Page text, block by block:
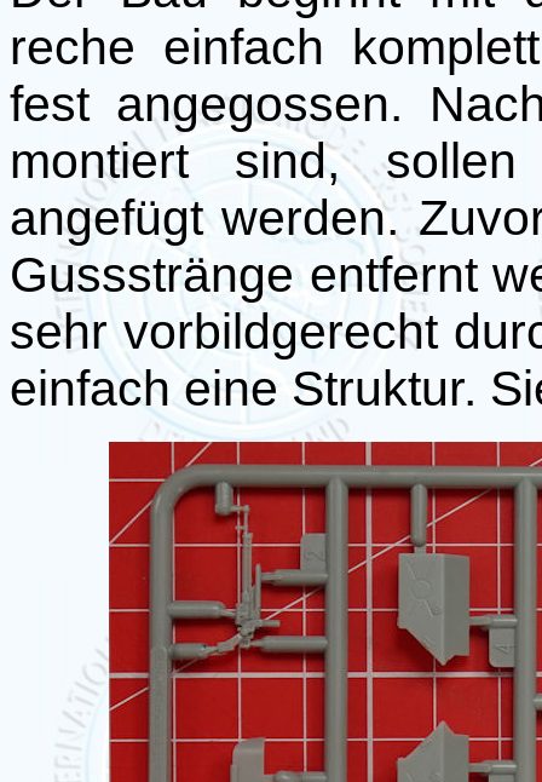
reche einfach
fest angegossen.
montiert sind,
angefügt werden.
Gussstränge entfernt
sehr vorbildgerecht
einfach eine Struktur.